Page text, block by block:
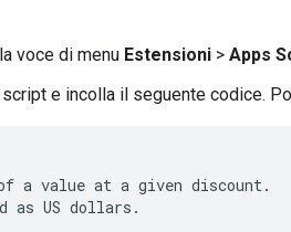
voce di menu Estensioni > Apps
e incolla il seguente codice.
a value at a given discount.
as US dollars .